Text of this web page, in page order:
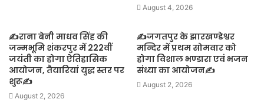
August 4, 2026
✍️राना बेनी माधव सिंह की
जन्मभूमि शंकरपुर में 222वीं
जयंती का होगा ऐतिहासिक
आयोजन, तैयारियां युद्ध स्तर पर
शुरू✍️
August 2, 2026
✍️जगतपुर के झारखण्डेश्वर
मन्दिर में प्रथम सोमवार को
होगा विशाल भण्डारा एवं भजन
संध्या का आयोजन✍️
August 2, 2026